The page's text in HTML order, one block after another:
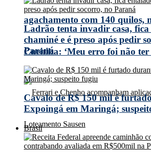
agachamento com 140 quilos,
Curitiba: ‘Meu erro foi não ter
Ladrão tenta invadir casa, fica
chaminé e é preso após pedir
Paraná
Cavalo de R$ 150 mil é
Expoingá em Maringá;
Brasil